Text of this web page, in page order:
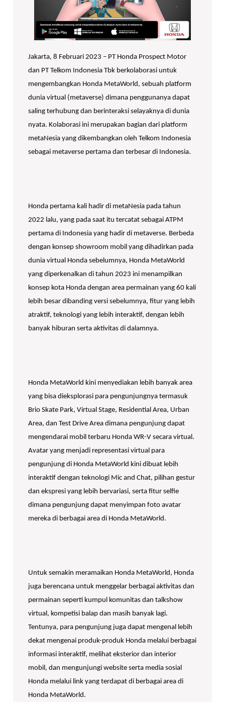
Jakarta, 8 Februari 2023 – PT Honda Prospect Motor
dan PT Telkom Indonesia Tbk berkolaborasi untuk
mengembangkan Honda MetaWorld, sebuah platform
dunia virtual (metaverse) dimana penggunanya dapat
saling terhubung dan berinteraksi selayaknya di dunia
nyata. Kolaborasi ini merupakan bagian dari platform
metaNesia yang dikembangkan oleh Telkom Indonesia
sebagai metaverse pertama dan terbesar di Indonesia.
Honda pertama kali hadir di metaNesia pada tahun
2022 lalu, yang pada saat itu tercatat sebagai ATPM
pertama di Indonesia yang hadir di metaverse. Berbeda
dengan konsep showroom mobil yang dihadirkan pada
dunia virtual Honda sebelumnya, Honda MetaWorld
yang diperkenalkan di tahun 2023 ini menampilkan
konsep kota Honda dengan area permainan yang 60 kali
lebih besar dibanding versi sebelumnya, fitur yang lebih
atraktif, teknologi yang lebih interaktif, dengan lebih
banyak hiburan serta aktivitas di dalamnya.
Honda MetaWorld kini menyediakan lebih banyak area
yang bisa dieksplorasi para pengunjungnya termasuk
Brio Skate Park, Virtual Stage, Residential Area, Urban
Area, dan Test Drive Area dimana pengunjung dapat
mengendarai mobil terbaru Honda WR-V secara virtual.
Avatar yang menjadi representasi virtual para
pengunjung di Honda MetaWorld kini dibuat lebih
interaktif dengan teknologi Mic and Chat, pilihan gestur
dan ekspresi yang lebih bervariasi, serta fitur selfie
dimana pengunjung dapat menyimpan foto avatar
mereka di berbagai area di Honda MetaWorld.
Untuk semakin meramaikan Honda MetaWorld, Honda
juga berencana untuk menggelar berbagai aktivitas dan
permainan seperti kumpul komunitas dan talkshow
virtual, kompetisi balap dan masih banyak lagi.
Tentunya, para pengunjung juga dapat mengenal lebih
dekat mengenai produk-produk Honda melalui berbagai
informasi interaktif, melihat eksterior dan interior
mobil, dan mengunjungi website serta media sosial
Honda melalui link yang terdapat di berbagai area di
Honda MetaWorld.